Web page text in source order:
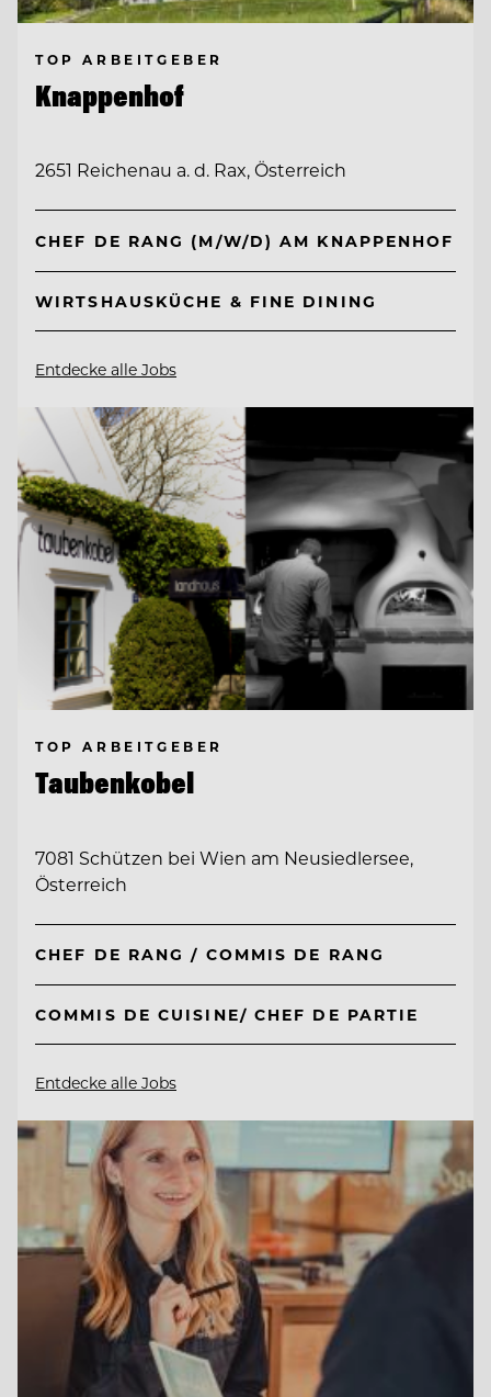
TOP ARBEITGEBER
Knappenhof
2651 Reichenau a. d. Rax, Österreich
CHEF DE RANG (M/W/D) AM KNAPPENHOF
WIRTSHAUSKÜCHE & FINE DINING
Entdecke alle Jobs
TOP ARBEITGEBER
Taubenkobel
7081 Schützen bei Wien am Neusiedlersee,
Österreich
CHEF DE RANG / COMMIS DE RANG
COMMIS DE CUISINE/ CHEF DE PARTIE
Entdecke alle Jobs